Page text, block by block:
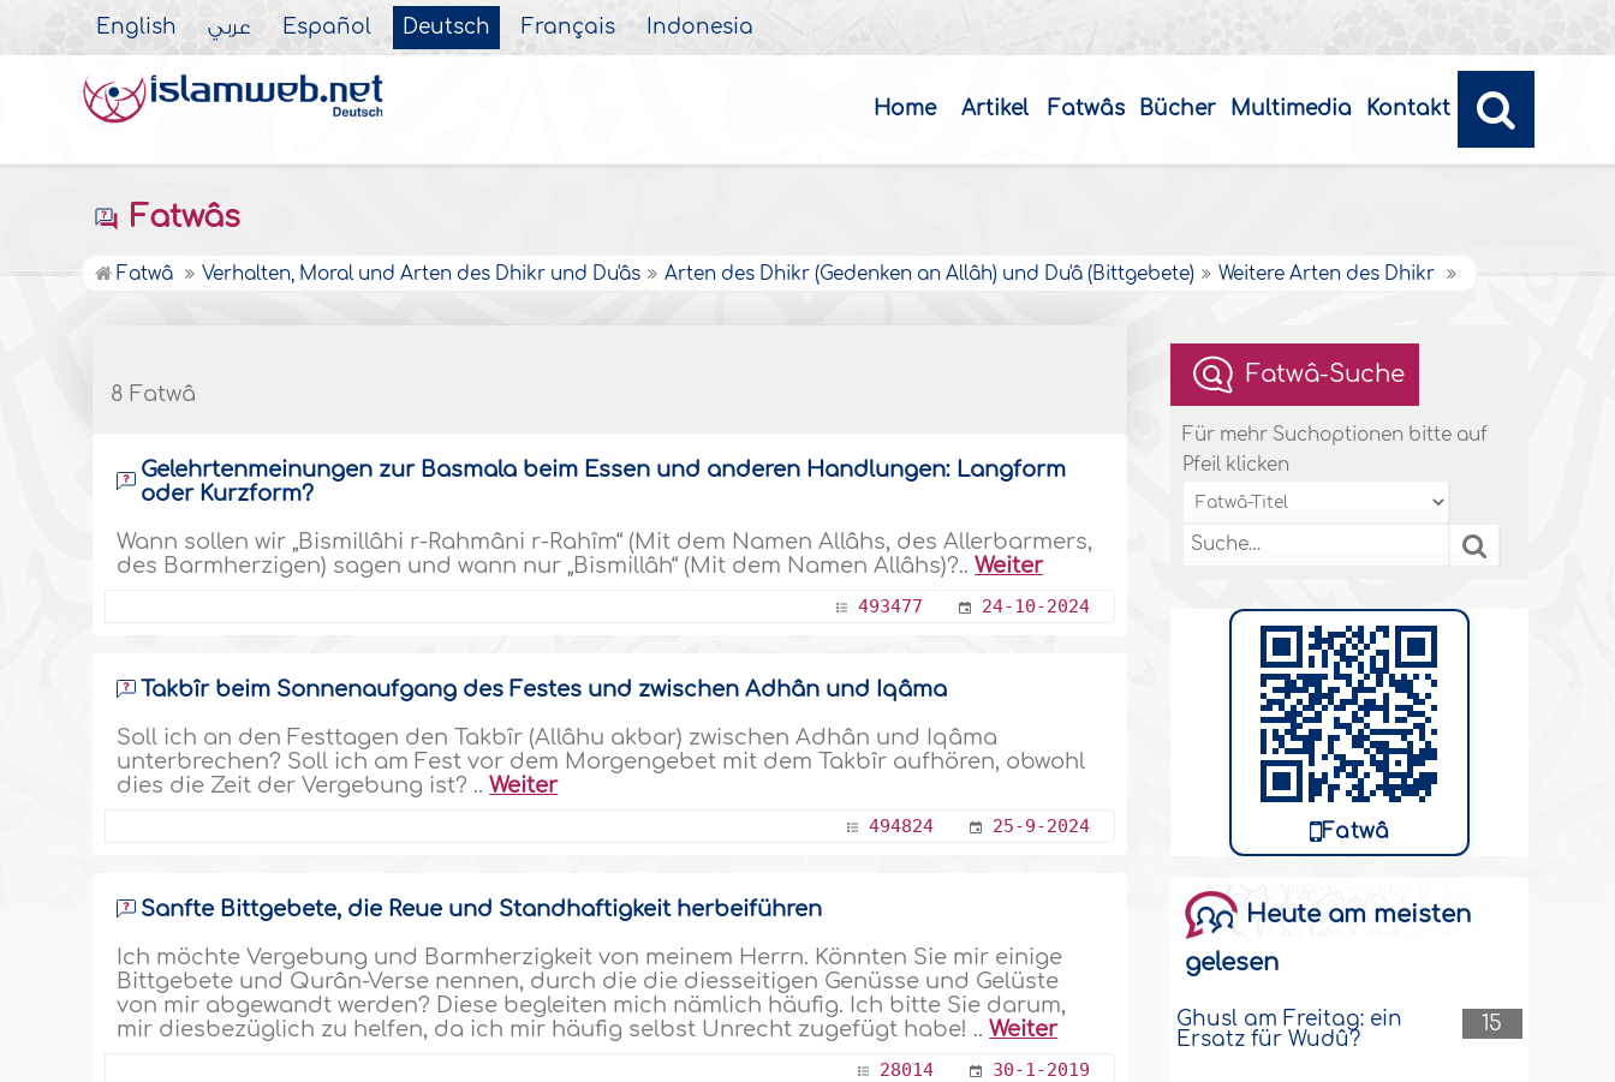
English عربي Español Deutsch Français Indonesia
Home Artikel Fatwâs Bücher Multimedia Kontakt
Fatwâs
Fatwâ Verhalten, Moral und Arten des Dhikr und Du'âs Arten des Dhikr (Gedenken an Allâh) und Du'â (Bittgebete) Weitere Arten des Dhikr
8 Fatwâ
Gelehrtenmeinungen zur Basmala beim Essen und anderen Handlungen: Langform
oder Kurzform?
Wann sollen wir „Bismillâhi r-Rahmâni r-Rahîm“ (Mit dem Namen Allâhs, des Allerbarmers,
des Barmherzigen) sagen und wann nur „Bismillâh“ (Mit dem Namen Allâhs)?..Weiter
493477 24-10-2024
Takbîr beim Sonnenaufgang des Festes und zwischen Adhân und Iqâma
Soll ich an den Festtagen den Takbîr (Allâhu akbar) zwischen Adhân und Iqâma
unterbrechen? Soll ich am Fest vor dem Morgengebet mit dem Takbîr aufhören, obwohl
dies die Zeit der Vergebung ist? ..Weiter
494824 25-9-2024
Sanfte Bittgebete, die Reue und Standhaftigkeit herbeiführen
Ich möchte Vergebung und Barmherzigkeit von meinem Herrn. Könnten Sie mir einige
Bittgebete und Qurân-Verse nennen, durch die die diesseitigen Genüsse und Gelüste
von mir abgewandt werden? Diese begleiten mich nämlich häufig. Ich bitte Sie darum,
mir diesbezüglich zu helfen, da ich mir häufig selbst Unrecht zugefügt habe! ..Weiter
28014 30-1-2019
Fatwâ-Suche
Für mehr Suchoptionen bitte auf
Pfeil klicken
Fatwâ
Heute am meisten
gelesen
15
Ghusl am Freitag: ein
Ersatz für Wudû?